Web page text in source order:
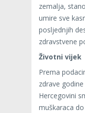
zemalja,
umire sve
posljednjih
zdravstvene
Životni vijek
Prema
zdrave
Hercegovini
muškaraca